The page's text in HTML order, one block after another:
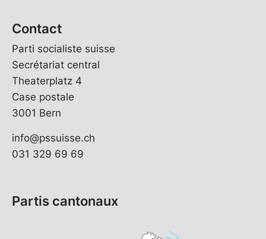
Contact
Parti socialiste suisse
Secrétariat central
Theaterplatz 4
Case postale
3001 Bern
info@pssuisse.ch
031 329 69 69
Partis cantonaux